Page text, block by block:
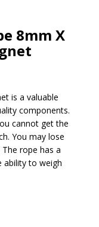
8mm X
is a valuable
components.
cannot get the
You may lose
rope has a
to weigh